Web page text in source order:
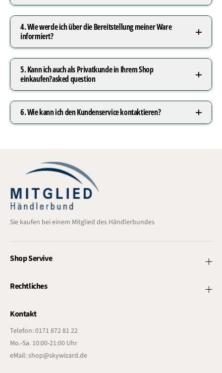
4. Wie werde ich über die Bereitstellung meiner Ware
informiert?
5. Kann ich auch als Privatkunde in Ihrem Shop
einkaufen?asked question
6. Wie kann ich den Kundenservice kontaktieren?
Sie kaufen bei einem Mitglied des Händlerbundes
Shop Servive
Rechtliches
Kontakt
Telefon: 0171 872 81 22
Mo.-Sa. 10:00-21:00 Uhr
eMail: shop@skywizard.de